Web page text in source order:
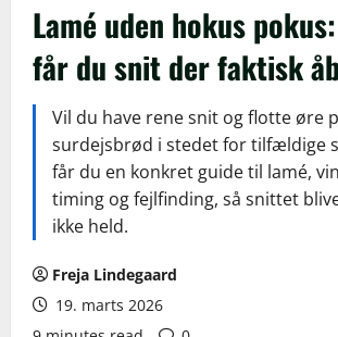
Lamé uden hokus
får du snit der faktisk
Vil du have rene snit og flotte øre
surdejsbrød i stedet for tilfældige
får du en konkret guide til lamé,
timing og fejlfinding, så snittet
ikke held.
Freja Lindegaard
19. marts 2026